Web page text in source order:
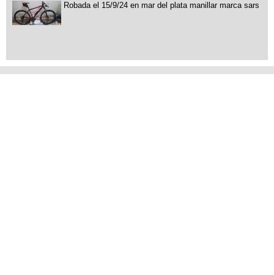
Robada el 15/9/24 en mar del plata manillar marca sars